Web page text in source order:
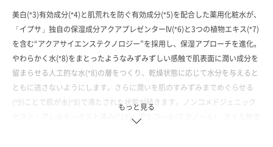
美白(*3)有効成分(*4)と肌荒れを防ぐ有効成分(*5)を配合した薬用化粧水が、
「イプサ」独自の保湿成分アクアプレゼンターlV(*6)と3つの植物エキス(*7)
を含む“アクアサイエンステクノロジー”を採用し、保湿アプローチを進化。
やわらかく水(*8)をまとったようなみずみずしい感触で肌表面に潤い成分を
留まらせる人工的な水(*8)の層をつくり、乾燥状態に応じて水分を与えると
ともに逃さないようにします。さらに潤いを肌のすみずみまでめぐらせる
(*9)ことで肌が水(*8)で満たされた状態が続きます。ノンコメドジェニック
テスト・アレルギーテスト済み(*10)。アルコール(エタノール)、オイル無添
もっと見る